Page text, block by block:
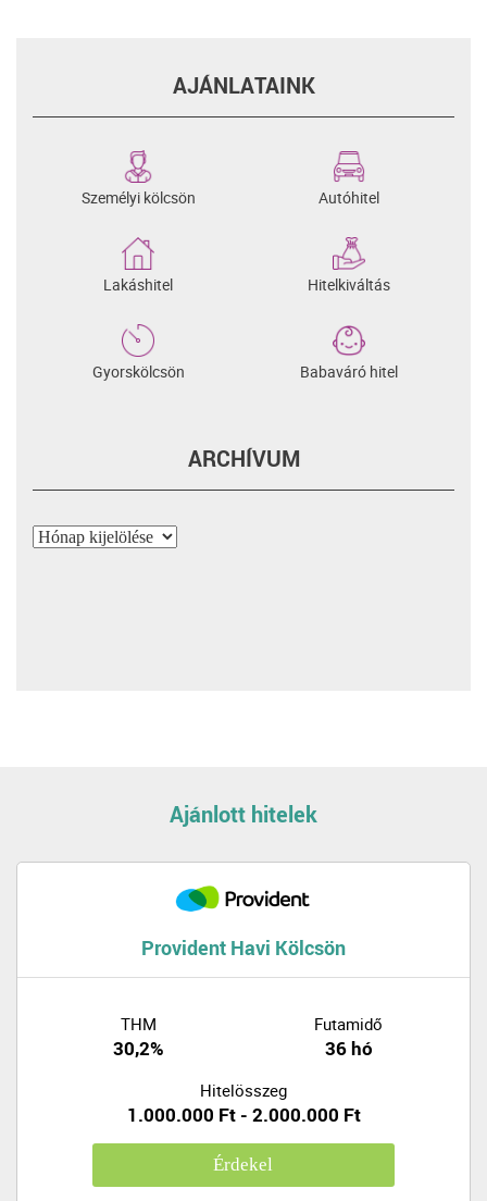
AJÁNLATAINK
Személyi kölcsön Autóhitel
Lakáshitel Hitelkiváltás
Gyorskölcsön Babaváró hitel
ARCHÍVUM
Archívum
Ajánlott hitelek
Provident Havi Kölcsön
THM
30,2%
Futamidő
36 hó
Hitelösszeg
1.000.000 Ft - 2.000.000 Ft
Érdekel